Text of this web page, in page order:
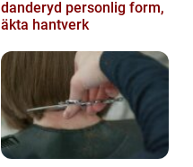
danderyd personlig form,
äkta hantverk